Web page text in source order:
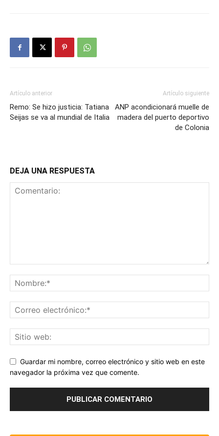
Artículo anterior
Remo: Se hizo justicia: Tatiana
Seijas se va al mundial de Italia
Artículo siguiente
ANP acondicionará muelle de
madera del puerto deportivo
de Colonia
DEJA UNA RESPUESTA
Guardar mi nombre, correo electrónico y sitio web en este
navegador la próxima vez que comente.